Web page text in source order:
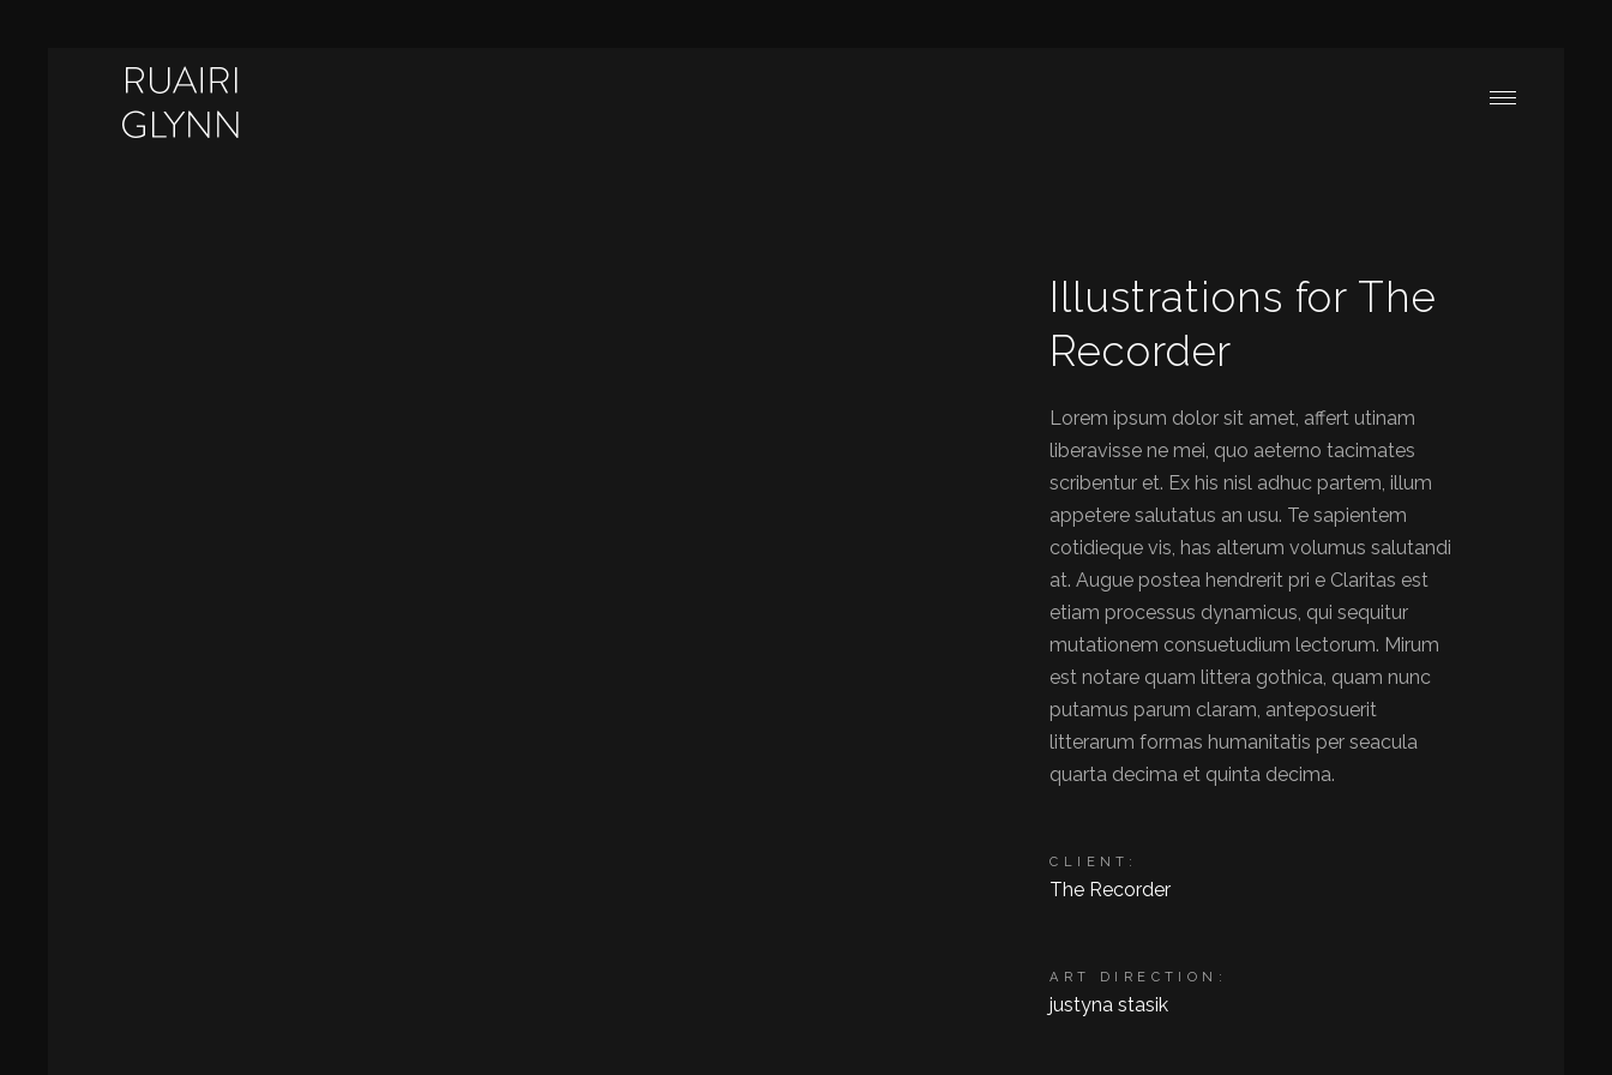
Illustrations for The
Recorder
Lorem ipsum dolor sit amet, affert utinam
liberavisse ne mei, quo aeterno tacimates
scribentur et. Ex his nisl adhuc partem, illum
appetere salutatus an usu. Te sapientem
cotidieque vis, has alterum volumus salutandi
at. Augue postea hendrerit pri e Claritas est
etiam processus dynamicus, qui sequitur
mutationem consuetudium lectorum. Mirum
est notare quam littera gothica, quam nunc
putamus parum claram, anteposuerit
litterarum formas humanitatis per seacula
quarta decima et quinta decima.
CLIENT:
The Recorder
ART DIRECTION:
justyna stasik